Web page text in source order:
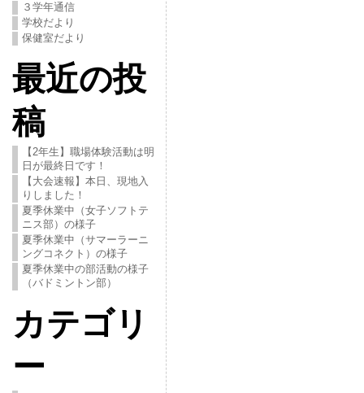
３学年通信
学校だより
保健室だより
最近の投
稿
【2年生】職場体験活動は明
日が最終日です！
【大会速報】本日、現地入
りしました！
夏季休業中（女子ソフトテ
ニス部）の様子
夏季休業中（サマーラーニ
ングコネクト）の様子
夏季休業中の部活動の様子
（バドミントン部）
カテゴリ
ー